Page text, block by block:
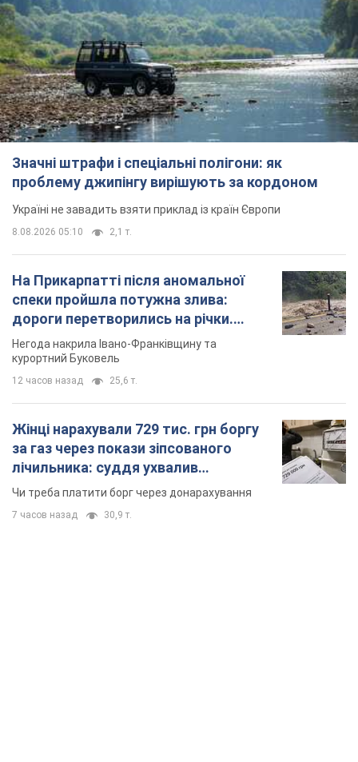
Значні штрафи і спеціальні полігони: як
проблему джипінгу вирішують за кордоном
Україні не завадить взяти приклад із країн Європи
8.08.2026 05:10 2,1 т.
На Прикарпатті після аномальної
спеки пройшла потужна злива:
дороги перетворились на річки.
Відео
Негода накрила Івано-Франківщину та
курортний Буковель
12 часов назад 25,6 т.
Жінці нарахували 729 тис. грн боргу
за газ через покази зіпсованого
лічильника: суддя ухвалив
неочікуване рішення
Чи треба платити борг через донарахування
7 часов назад 30,9 т.